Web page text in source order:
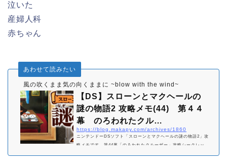
泣いた
産婦人科
赤ちゃん
風の吹くまま気の向くままに ~blow with the wind~
あわせて読みたい
【DS】スローンとマクヘールの
謎の物語2 攻略メモ(44) 第４４
幕 のろわれたクル…
https://blog.makapy.com/archives/1860
ニンテンドーDSソフト「スローンとマクヘールの謎の物語2」攻
略メモです。第44幕「のろわれたクルーザー」攻略シークレッ